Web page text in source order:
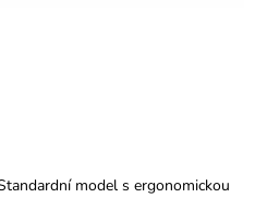
model s ergonomickou